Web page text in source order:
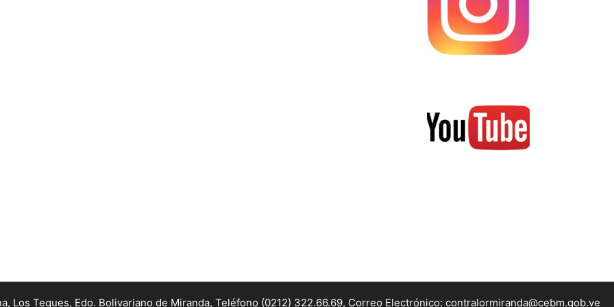
Los Teques, Edo. Bolivariano de Miranda, Teléfono (0212) 322.66.69, Correo Electrónico: contralormiranda@cebm.gob.ve